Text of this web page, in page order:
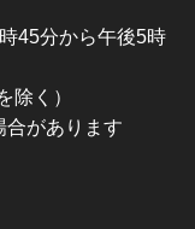
45分から午後5時
除く）
があります